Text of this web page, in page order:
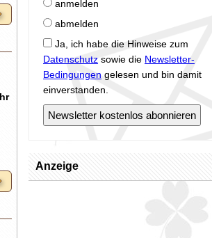
anmelden
abmelden
Ja, ich habe die Hinweise zum
Datenschutz sowie die Newsletter-
Bedingungen gelesen und bin damit
einverstanden.
Anzeige